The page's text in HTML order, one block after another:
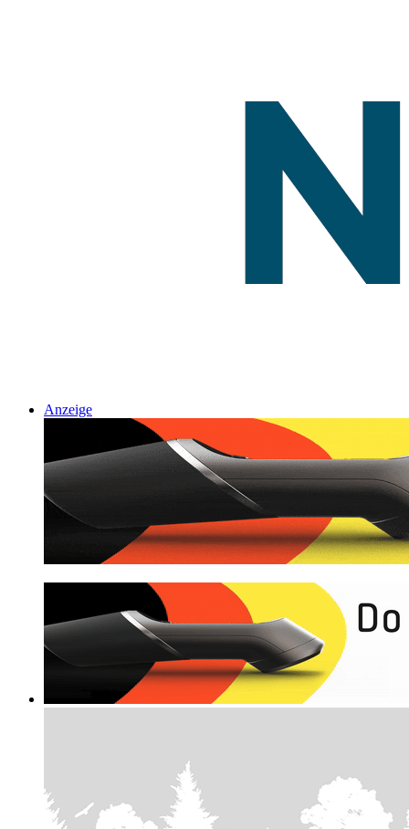
Anzeige